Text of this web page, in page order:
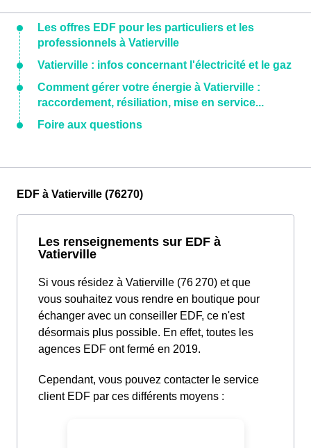
Les offres EDF pour les particuliers et les
professionnels à Vatierville
Vatierville : infos concernant l'électricité et le gaz
Comment gérer votre énergie à Vatierville :
raccordement, résiliation, mise en service...
Foire aux questions
EDF à Vatierville (76270)
Les renseignements sur EDF à
Vatierville
Si vous résidez à Vatierville (76 270) et que
vous souhaitez vous rendre en boutique pour
échanger avec un conseiller EDF, ce n'est
désormais plus possible. En effet, toutes les
agences EDF ont fermé en 2019.
Cependant, vous pouvez contacter le service
client EDF par ces différents moyens :